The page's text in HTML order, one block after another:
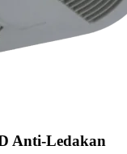
Anti‑Ledakan